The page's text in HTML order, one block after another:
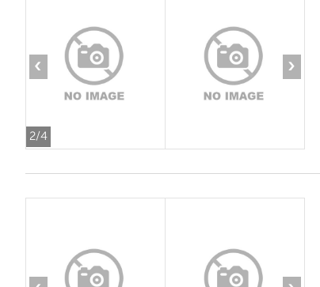
2/4
‹ ›